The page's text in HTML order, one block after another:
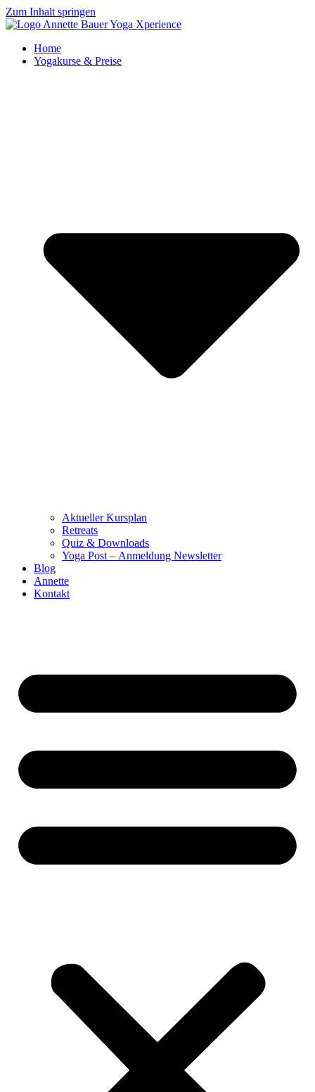
Zum Inhalt springen
Home
Yogakurse & Preise
Aktueller Kursplan
Retreats
Quiz & Downloads
Yoga Post – Anmeldung Newsletter
Blog
Annette
Kontakt